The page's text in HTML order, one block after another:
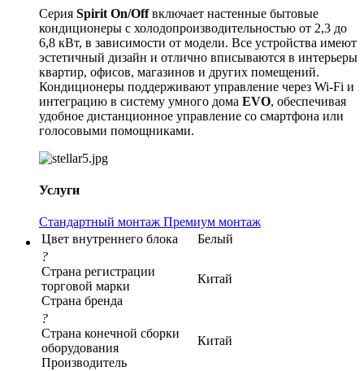
Серия Spirit On/Offвключает настенные бытовые
кондиционеры с холодопроизводительностью от 2,3 до
6,8 кВт, в зависимости от модели. Все устройства имеют
эстетичный дизайн и отлично вписываются в интерьеры
квартир, офисов, магазинов и других помещений.
Кондиционеры поддерживают управление через Wi-Fi и
интеграцию в систему умного дома EVO, обеспечивая
удобное дистанционное управление со смартфона или
голосовыми помощниками.
Услуги
Стандартный монтаж Премиум монтаж
Цвет внутреннего блока
Белый
?
Страна регистрации
торговой марки
Страна бренда
Китай
?
Страна конечной сборки
оборудования
Производитель
Китай